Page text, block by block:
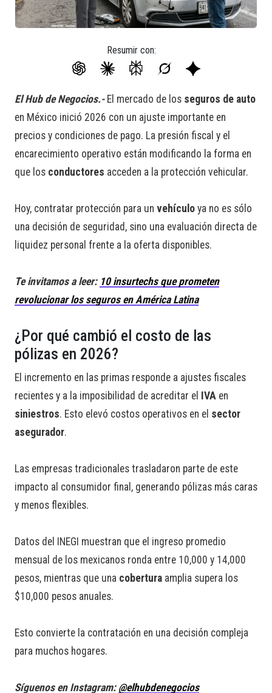
Resumir con:
El Hub de Negocios.- El mercado de los seguros de auto
en México inició 2026 con un ajuste importante en
precios y condiciones de pago. La presión fiscal y el
encarecimiento operativo están modificando la forma en
que los conductores acceden a la protección vehicular.
Hoy, contratar protección para un vehículo ya no es sólo
una decisión de seguridad, sino una evaluación directa de
liquidez personal frente a la oferta disponibles.
Te invitamos a leer: 10 insurtechs que prometen
revolucionar los seguros en América Latina
¿Por qué cambió el costo de las
pólizas en 2026?
El incremento en las primas responde a ajustes fiscales
recientes y a la imposibilidad de acreditar el
IVA en
siniestros. Esto elevó costos operativos en el sector
asegurador.
Las empresas tradicionales trasladaron parte de este
impacto al consumidor final, generando pólizas más caras
y menos flexibles.
Datos del INEGI muestran que el ingreso promedio
mensual de los mexicanos ronda entre 10,000 y 14,000
pesos, mientras que una cobertura amplia supera los
$10,000 pesos anuales.
Esto convierte la contratación en una decisión compleja
para muchos hogares.
Síguenos en Instagram: @elhubdenegocios